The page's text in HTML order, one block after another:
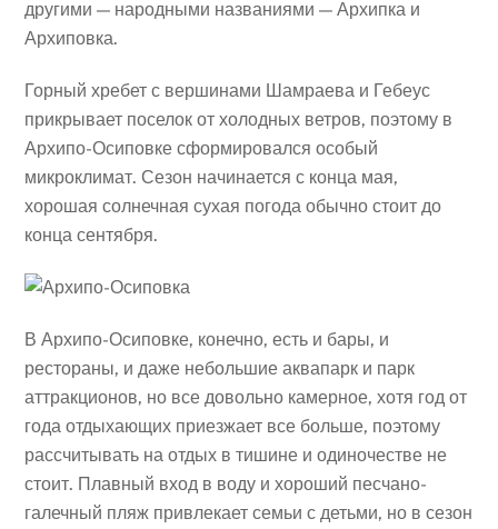
другими — народными названиями — Архипка и
Архиповка.
Горный хребет с вершинами Шамраева и Гебеус
прикрывает поселок от холодных ветров, поэтому в
Архипо-Осиповке сформировался особый
микроклимат. Сезон начинается с конца мая,
хорошая солнечная сухая погода обычно стоит до
конца сентября.
В Архипо-Осиповке, конечно, есть и бары, и
рестораны, и даже небольшие аквапарк и парк
аттракционов, но все довольно камерное, хотя год от
года отдыхающих приезжает все больше, поэтому
рассчитывать на отдых в тишине и одиночестве не
стоит. Плавный вход в воду и хороший песчано-
галечный пляж привлекает семьи с детьми, но в сезон